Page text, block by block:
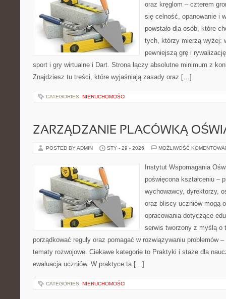
oraz kręglom – czterem
się celność, opanowanie i
powstało dla osób, które
tych, którzy mierzą wyżej:
pewniejszą grę i
sport i gry wirtualne i Dart. Strona łączy absolutne minimum z
Znajdziesz tu treści, które wyjaśniają zasady oraz […]
CATEGORIES: NIERUCHOMOŚCI
ZARZĄDZANIE PLACÓWKĄ
POSTED BY ADMIN STY - 29 - 2026 MOŻLIWOŚĆ
Instytut Wspomagania
poświęcona kształceniu –
wychowawcy, dyrektorzy,
oraz bliscy uczniów mogą
opracowania dotyczące
serwis tworzony z myślą o
porządkować reguły oraz pomagać w rozwiązywaniu problemów
tematy rozwojowe. Ciekawe kategorie to Praktyki i staże dla
ewaluacja uczniów. W praktyce ta […]
CATEGORIES: NIERUCHOMOŚCI